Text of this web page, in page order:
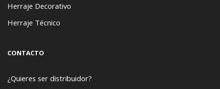
Herraje Decorativo
Herraje Técnico
CONTACTO
¿Quieres ser distribuidor?